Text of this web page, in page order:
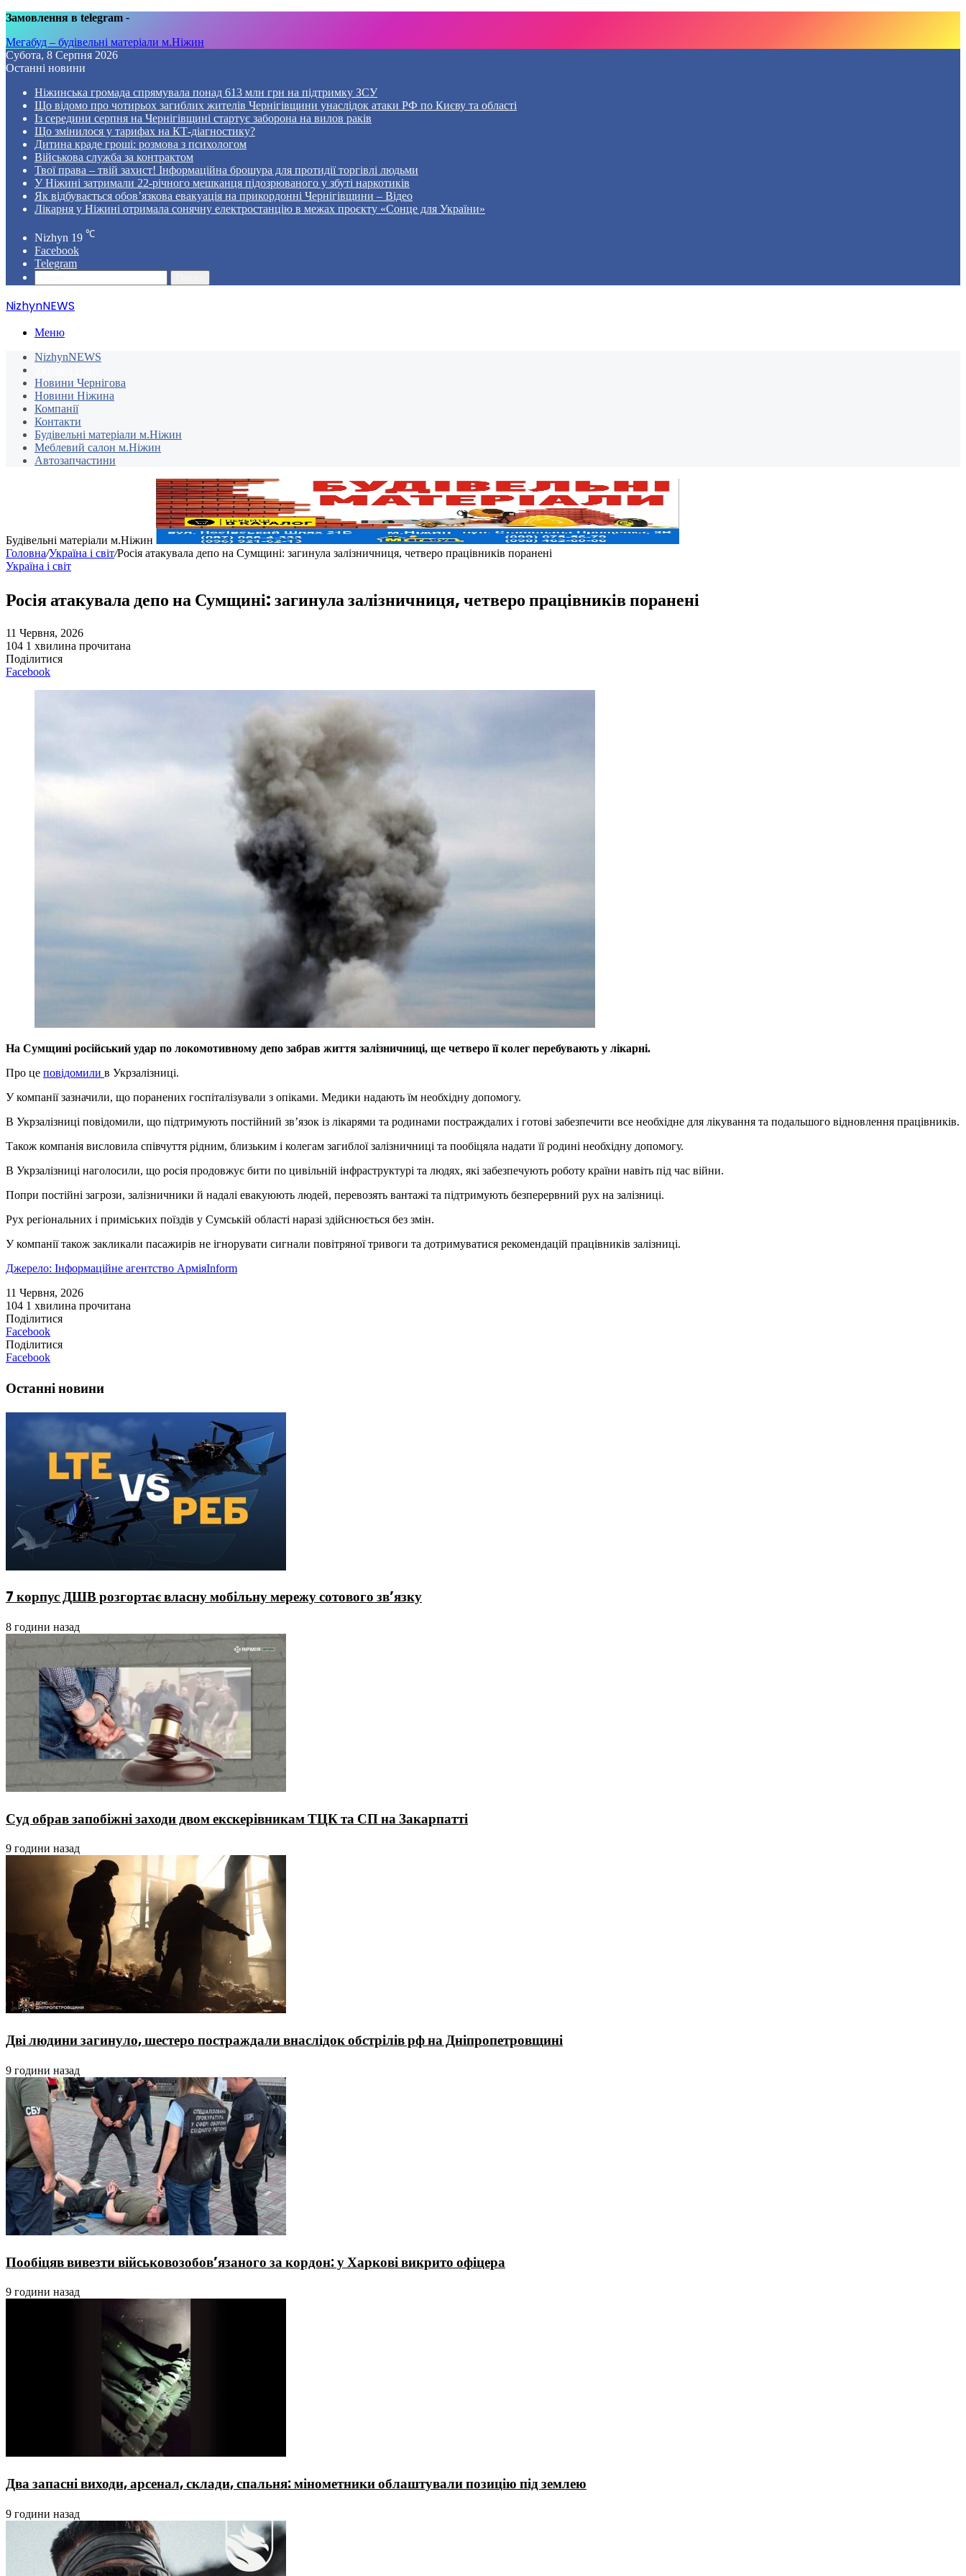
Замовлення в telegram -
Мегабуд – будівельні матеріали м.Ніжин
Субота, 8 Серпня 2026
Останні новини
Ніжинська громада спрямувала понад 613 млн грн на підтримку ЗСУ
Що відомо про чотирьох загиблих жителів Чернігівщини унаслідок атаки РФ по Києву та області
Із середини серпня на Чернігівщині стартує заборона на вилов раків
Що змінилося у тарифах на КТ-діагностику?
Дитина краде гроші: розмова з психологом
Військова служба за контрактом
Твої права – твій захист! Інформаційна брошура для протидії торгівлі людьми
У Ніжині затримали 22-річного мешканця підозрюваного у збуті наркотиків
Як відбувається обов’язкова евакуація на прикордонні Чернігівщини – Відео
Лікарня у Ніжині отримала сонячну електростанцію в межах проєкту «Сонце для України»
Nizhyn 19 ℃
Facebook
Telegram
NizhynNEWS
Меню
NizhynNEWS
Новини Чернігова
Новини Ніжина
Компанії
Контакти
Будівельні матеріали м.Ніжин
Меблевий салон м.Ніжин
Автозапчастини
Будівельні матеріали м.Ніжин
Головна/Україна і світ/Росія атакувала депо на Сумщині: загинула залізничниця, четверо працівників поранені
Україна і світ
Росія атакувала депо на Сумщині: загинула залізничниця, четверо працівників поранені
11 Червня, 2026
104 1 хвилина прочитана
Поділитися
Facebook
На Сумщині російський удар по локомотивному депо забрав життя залізничниці, ще четверо її колег перебувають у лікарні.
Про це повідомили в Укрзалізниці.
У компанії зазначили, що поранених госпіталізували з опіками. Медики надають їм необхідну допомогу.
В Укрзалізниці повідомили, що підтримують постійний зв’язок із лікарями та родинами постраждалих і готові забезпечити все необхідне для лікування та подальшого відновлення працівників.
Також компанія висловила співчуття рідним, близьким і колегам загиблої залізничниці та пообіцяла надати її родині необхідну допомогу.
В Укрзалізниці наголосили, що росія продовжує бити по цивільній інфраструктурі та людях, які забезпечують роботу країни навіть під час війни.
Попри постійні загрози, залізничники й надалі евакуюють людей, перевозять вантажі та підтримують безперервний рух на залізниці.
Рух регіональних і приміських поїздів у Сумській області наразі здійснюється без змін.
У компанії також закликали пасажирів не ігнорувати сигнали повітряної тривоги та дотримуватися рекомендацій працівників залізниці.
Джерело: Інформаційне агентство АрміяInform
11 Червня, 2026
104 1 хвилина прочитана
Поділитися
Facebook
Поділитися
Facebook
Останні новини
7 корпус ДШВ розгортає власну мобільну мережу сотового зв’язку
8 години назад
Суд обрав запобіжні заходи двом екскерівникам ТЦК та СП на Закарпатті
9 години назад
Дві людини загинуло, шестеро постраждали внаслідок обстрілів рф на Дніпропетровщині
9 години назад
Пообіцяв вивезти військовозобов’язаного за кордон: у Харкові викрито офіцера
9 години назад
Два запасні виходи, арсенал, склади, спальня: мінометники облаштували позицію під землею
9 години назад